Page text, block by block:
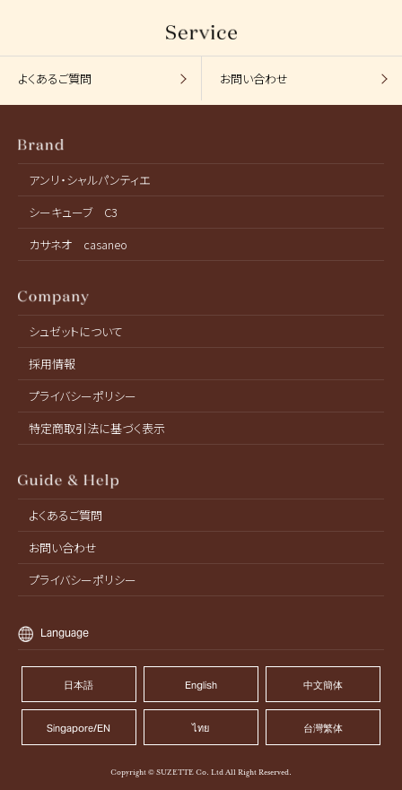
よくあるご質問 お問い合わせ
アンリ・シャルパンティエ
シーキューブ C3
カサネオ casaneo
シュゼットについて
採用情報
プライバシーポリシー
特定商取引法に基づく表示
よくあるご質問
お問い合わせ
プライバシーポリシー
Language
日本語 English 中文簡体
Singapore/EN ไทย 台灣繁体
Copyright © SUZETTE Co. Ltd All Right Reserved.